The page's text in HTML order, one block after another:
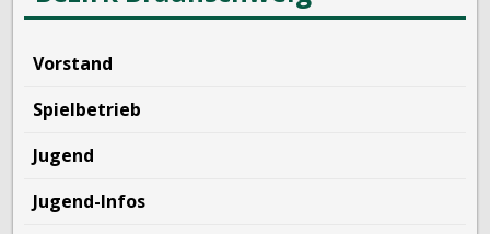
Vorstand
Spielbetrieb
Jugend
Jugend-Infos